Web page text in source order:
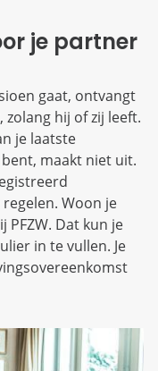
je partner
gaat, ontvangt
zolang hij of zij leeft.
je laatste
maakt niet uit.
Woon je
Dat kun je
in te vullen. Je